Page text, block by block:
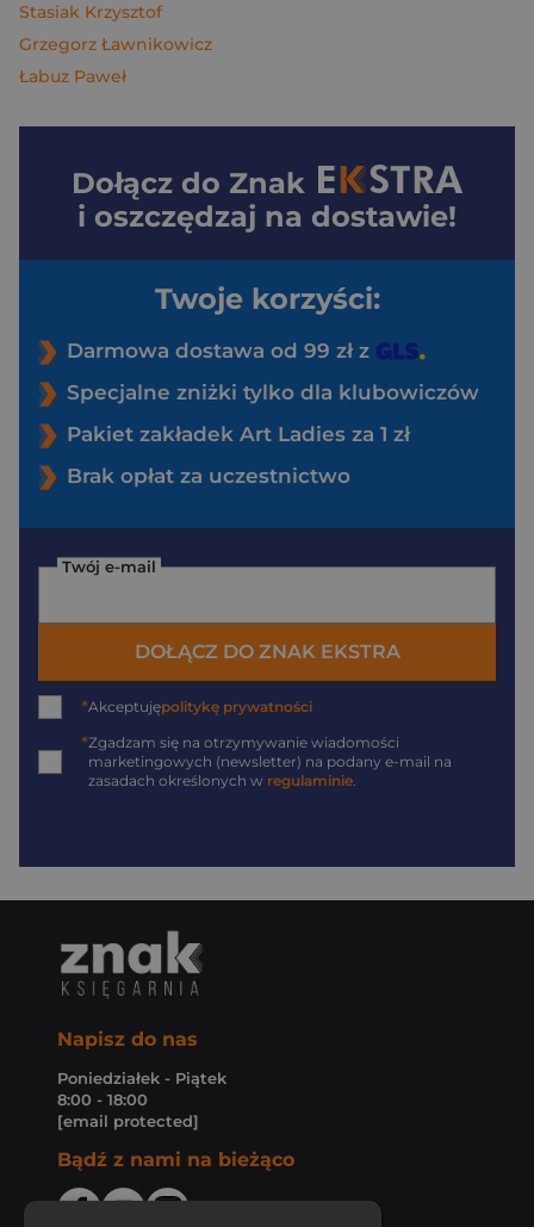
Stasiak Krzysztof
Grzegorz Ławnikowicz
Łabuz Paweł
Dołącz do Znak
i oszczędzaj na dostawie!
Twoje korzyści:
Darmowa dostawa od 99 zł z
Specjalne zniżki tylko dla klubowiczów
Pakiet zakładek Art Ladies za 1 zł
Brak opłat za uczestnictwo
Twój e-mail
DOŁĄCZ DO ZNAK EKSTRA
*Akceptujępolitykę prywatności
*Zgadzam się na otrzymywanie wiadomości
marketingowych (newsletter) na podany e-mail na
zasadach określonych w regulaminie.
Napisz do nas
Poniedziałek - Piątek
8:00 - 18:00
[email protected]
Bądź z nami na bieżąco